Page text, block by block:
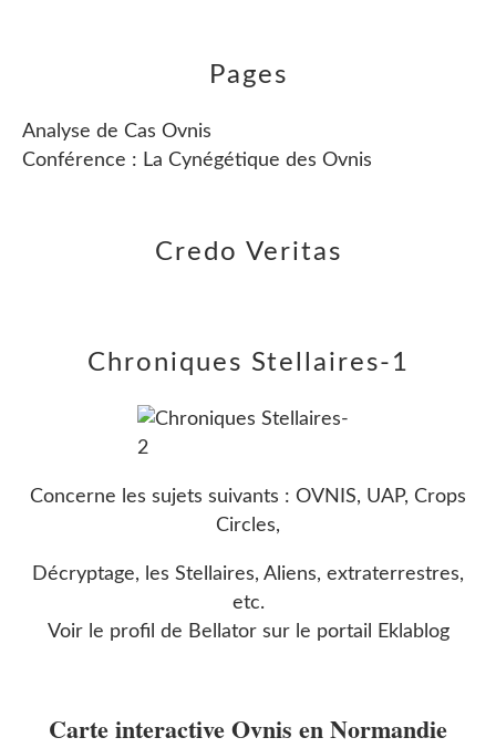
Pages
Analyse de Cas Ovnis
Conférence : La Cynégétique des Ovnis
Credo Veritas
Chroniques Stellaires-1
Concerne les sujets suivants : OVNIS, UAP, Crops
Circles,
Décryptage, les Stellaires, Aliens, extraterrestres,
etc.
Voir le profil de Bellator sur le portail Eklablog
Carte interactive Ovnis en Normandie